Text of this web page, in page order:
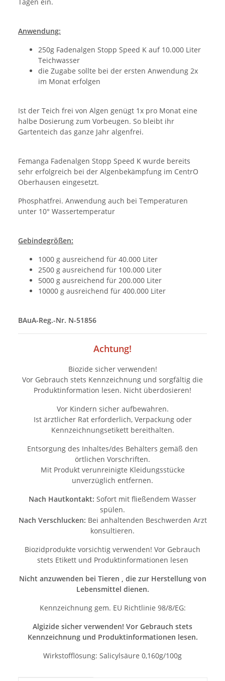
Anwendung:
250g Fadenalgen Stopp Speed K auf 10.000 Liter
Teichwasser
die Zugabe sollte bei der ersten Anwendung 2x
im Monat erfolgen
Ist der Teich frei von Algen genügt 1x pro Monat eine
halbe Dosierung zum Vorbeugen. So bleibt ihr
Gartenteich das ganze Jahr algenfrei.
Femanga Fadenalgen Stopp Speed K wurde bereits
sehr erfolgreich bei der Algenbekämpfung im CentrO
Oberhausen eingesetzt.
Phosphatfrei. Anwendung auch bei Temperaturen
unter 10° Wassertemperatur
Gebindegrößen:
1000 g ausreichend für 40.000 Liter
2500 g ausreichend für 100.000 Liter
5000 g ausreichend für 200.000 Liter
10000 g ausreichend für 400.000 Liter
BAuA-Reg.-Nr. N-51856
Achtung!
Biozide sicher verwenden!
Vor Gebrauch stets Kennzeichnung und sorgfältig die
Produktinformation lesen. Nicht überdosieren!
Vor Kindern sicher aufbewahren.
Ist ärztlicher Rat erforderlich, Verpackung oder
Kennzeichnungsetikett bereithalten.
Entsorgung des Inhaltes/des Behälters gemäß den
örtlichen Vorschriften.
Mit Produkt verunreinigte Kleidungsstücke
unverzüglich entfernen.
Nach Hautkontakt: Sofort mit fließendem Wasser
spülen.
Nach Verschlucken: Bei anhaltenden Beschwerden Arzt
konsultieren.
Biozidprodukte vorsichtig verwenden! Vor Gebrauch
stets Etikett und Produktinformationen lesen
Nicht anzuwenden bei Tieren , die zur Herstellung von
Lebensmittel dienen.
Kennzeichnung gem. EU Richtlinie 98/8/EG:
Algizide sicher verwenden! Vor Gebrauch stets
Kennzeichnung und Produktinformationen lesen.
Wirkstofflösung: Salicylsäure 0,160g/100g